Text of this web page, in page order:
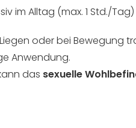
im Alltag (max. 1 Std./
oder bei Bewegung
Anwendung.
das sexuelle